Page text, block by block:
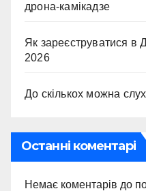
дрона-камікадзе
Як зареєструватися в
2026
До скількох можна
Останні коментарі
Немає коментарів до